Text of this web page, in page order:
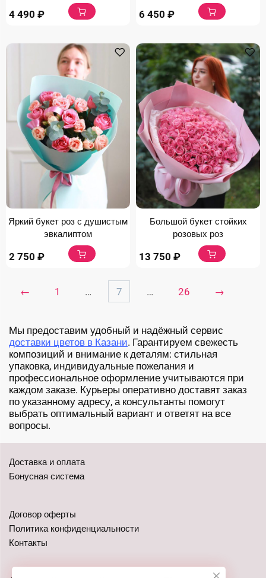
4 490 ₽ 6 450 ₽
Яркий букет роз с душистым
эвкалиптом
2 750 ₽
Большой букет стойких
розовых роз
13 750 ₽
← 1 … 7 … 26 →
Мы предоставим удобный и надёжный сервис
доставки цветов в Казани. Гарантируем свежесть
композиций и внимание к деталям: стильная
упаковка, индивидуальные пожелания и
профессиональное оформление учитываются при
каждом заказе. Курьеры оперативно доставят заказ
по указанному адресу, а консультанты помогут
выбрать оптимальный вариант и ответят на все
вопросы.
Доставка и оплата
Бонусная система
Договор оферты
Политика конфиденциальности
Контакты